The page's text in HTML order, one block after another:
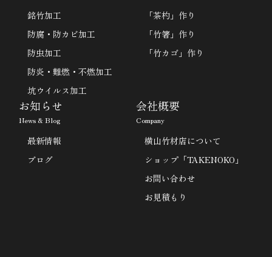
銘竹加工
防腐・防カビ加工
防虫加工
防炎・難燃・不燃加工
坑ウイルス加工
「茶杓」作り
「竹箸」作り
「竹カゴ」作り
お知らせ
News & Blog
最新情報
ブログ
会社概要
Company
横山竹材店について
ショップ「TAKENOKO」
お問い合わせ
お見積もり